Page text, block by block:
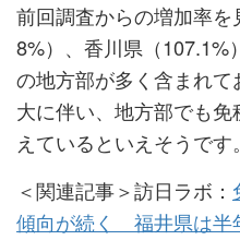
前回調査からの増加率
8%）、香川県（107.1%
の地方部が多く含まれ
大に伴い、地方部でも
えているといえそうです。
＜関連記事＞訪日ラボ：
傾向が続く 福井県は半